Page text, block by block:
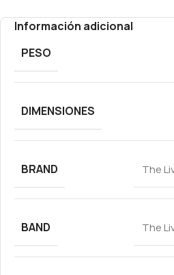
Información adicional
PESO
DIMENSIONES
BRAND The
BAND The